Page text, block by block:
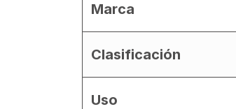
Marca
Clasificación
Uso